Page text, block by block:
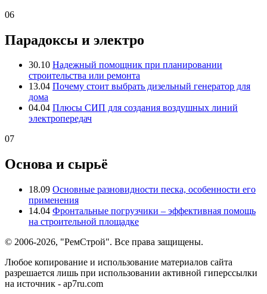
06
Парадоксы и электро
30.10 Надежный помощник при планировании
строительства или ремонта
13.04 Почему стоит выбрать дизельный генератор для
дома
04.04 Плюсы СИП для создания воздушных линий
электропередач
07
Основа и сырьё
18.09 Основные разновидности песка, особенности его
применения
14.04 Фронтальные погрузчики – эффективная помощь
на строительной площадке
© 2006-2026, "РемСтрой". Все права защищены.
Любое копирование и использование материалов сайта
разрешается лишь при использовании активной гиперссылки
на источник - ap7ru.com